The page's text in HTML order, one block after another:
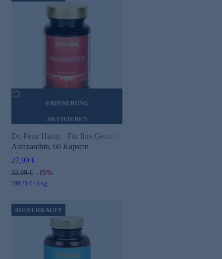
ERINNERUNG
AKTIVIEREN
Dr. Peter Hartig - Für Ihre Gesundheit
Astaxanthin, 60 Kapseln
27,99 €
32,99 € -15%
799,71 € / 1 kg
AUSVERKAUFT